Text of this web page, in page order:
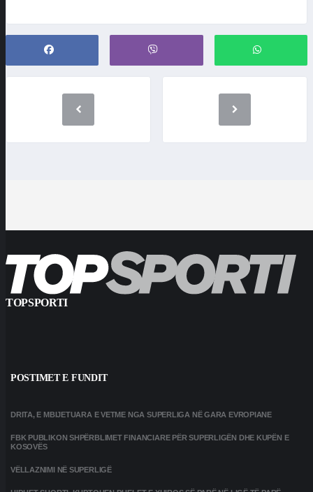
TOPSPORTI
POSTIMET E FUNDIT
DRITA, E MBIJETUARA E VETME NGA SUPERLIGA NË GARA EVROPIANE
FBK PUBLIKON SHPËRBLIMET FINANCIARE PËR SUPERLIGËN DHE KUPËN E
KOSOVËS
VËLLAZNIMI NË SUPERLIGË